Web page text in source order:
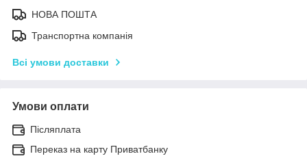
НОВА ПОШТА
Транспортна компанія
Всі умови доставки
Умови оплати
Післяплата
Переказ на карту Приватбанку